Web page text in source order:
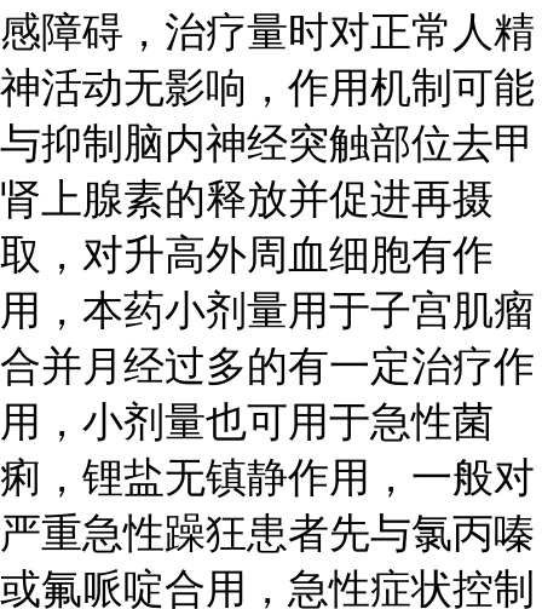
感障碍，治疗量时对正常人精
神活动无影响，作用机制可能
与抑制脑内神经突触部位去甲
肾上腺素的释放并促进再摄
取，对升高外周血细胞有作
用，本药小剂量用于子宫肌瘤
合并月经过多的有一定治疗作
用，小剂量也可用于急性菌
痢，锂盐无镇静作用，一般对
严重急性躁狂患者先与氯丙嗪
或氟哌啶合用，急性症状控制